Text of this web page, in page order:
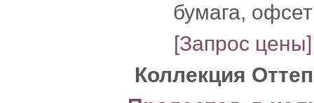
бумага, офсет
[Запрос цены]
Коллекция